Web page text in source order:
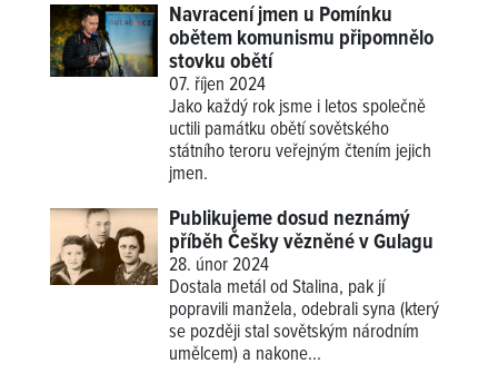
Navracení jmen u Pomínku
obětem komunismu připomnělo
stovku obětí
07. říjen 2024
Jako každý rok jsme i letos společně
uctili památku obětí sovětského
státního teroru veřejným čtením jejich
jmen.
Publikujeme dosud neznámý
příběh Češky vězněné v Gulagu
28. únor 2024
Dostala metál od Stalina, pak jí
popravili manžela, odebrali syna (který
se později stal sovětským národním
umělcem) a nakone...